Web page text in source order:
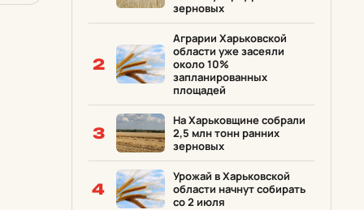
зерновых
2
Аграрии Харьковской
области уже засеяли
около 10%
запланированных
площадей
3
На Харьковщине собрали
2,5 млн тонн ранних
зерновых
4
Урожай в Харьковской
области начнут собирать
со 2 июля